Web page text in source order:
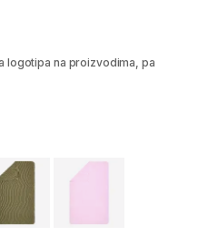
logotipa na proizvodima, pa